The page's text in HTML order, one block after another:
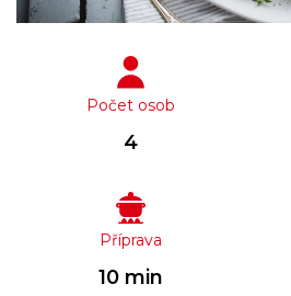
Počet osob
4
Příprava
10 min